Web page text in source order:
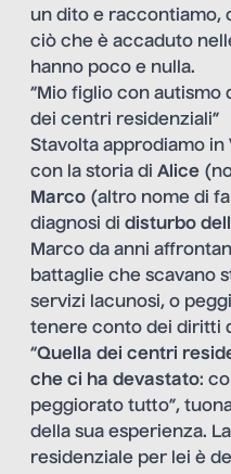
un dito e raccontiamo,
ciò che è accaduto
hanno poco e nulla.
“Mio figlio con autismo
dei centri residenziali”
Stavolta approdiamo in
con la storia di Alice
Marco (altro nome di
diagnosi di disturbo
Marco da anni
battaglie che scavano
servizi lacunosi, o
tenere conto dei diritti
“Quella dei centri
che ci ha devastato:
peggiorato tutto”,
della sua esperienza.
residenziale per lei è